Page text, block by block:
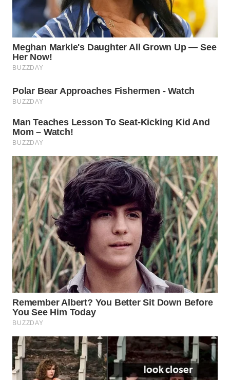
INFRASTRUKTUR
WAHANA
KONSUMEN
WAHANA
TRAVEL
WAHANA
TV
WAHANANEWS
ID
WAHANANEWS
CO ID
WAHANANEWS
NET
WAHANA
SPORT
WAHANA
UMKM
WAHANA